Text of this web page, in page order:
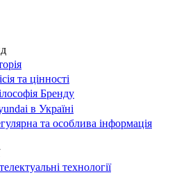
та цінності
Бренду
в Україні
та особлива інформація
технології